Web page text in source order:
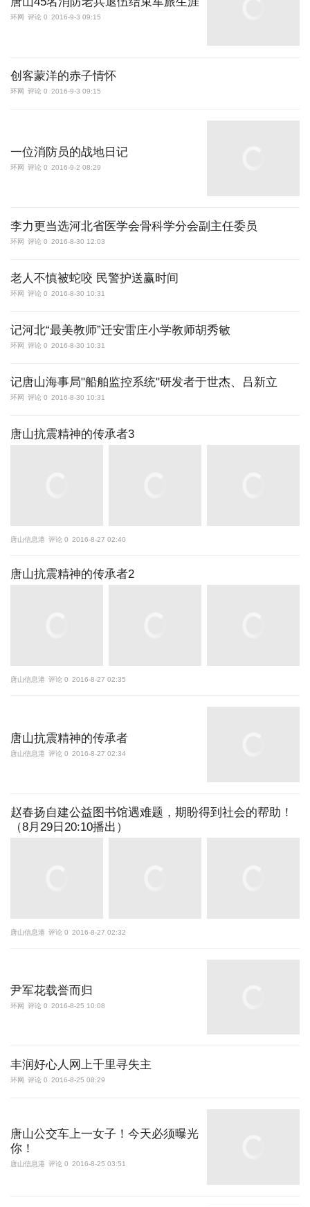
环网 评论 0 2016-9-3 09:15
创客蒙洋的赤子情怀
环网 评论 0 2016-9-3 09:15
一位消防员的战地日记
环网 评论 0 2016-9-2 08:29
李力更当选河北省医学会骨科学分会副主任委员
环网 评论 0 2016-8-30 12:03
老人不慎被蛇咬 民警护送赢时间
环网 评论 0 2016-8-30 10:31
记河北“最美教师”迁安雷庄小学教师胡秀敏
环网 评论 0 2016-8-30 10:31
记唐山海事局"船舶监控系统"研发者于世杰、吕新立
环网 评论 0 2016-8-30 10:31
唐山抗震精神的传承者3
唐山信息港 评论 0 2016-8-27 02:40
唐山抗震精神的传承者2
唐山信息港 评论 0 2016-8-27 02:35
唐山抗震精神的传承者
唐山信息港 评论 0 2016-8-27 02:34
赵春扬自建公益图书馆遇难题，期盼得到社会的帮助！
（8月29日20:10播出）
唐山信息港 评论 0 2016-8-27 02:32
尹军花载誉而归
环网 评论 0 2016-8-25 10:08
丰润好心人网上千里寻失主
环网 评论 0 2016-8-25 08:29
唐山公交车上一女子！今天必须曝光
你！
唐山信息港 评论 0 2016-8-25 03:51